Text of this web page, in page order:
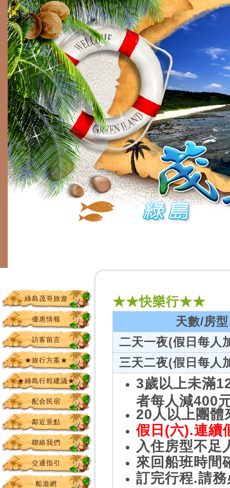
綠島茂哥旅遊
優惠情報
訪客留言
★旅行方案★
★綠島行程建議★
配合民宿
鄰近景點
聯絡我們
交通指引
船遊網
★★快樂行★★
天數/房型
二天一夜(假日每人
三天二夜(假日每人
3歲以上未滿
者每人減400
20人以上團體
假日(六).連續
入住房型不足
來回船班時間
訂完行程.請